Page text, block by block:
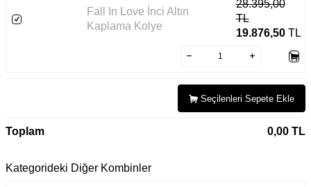
Fall In Love İnci Altın
Kaplama Kolye
28.395,00
TL
19.876,50TL
Seçilenleri Sepete Ekle
Toplam 0,00 TL
Kategorideki Diğer Kombinler